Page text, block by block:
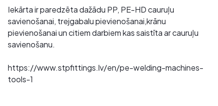
Iekārta ir paredzēta dažādu PP, PE-HD cauruļu
savienošanai, trejgabalu pievienošanai,krānu
pievienošanai un citiem darbiem kas saistīta ar cauruļu
savienošanu.
https://www.stpfittings.lv/en/pe-welding-machines-
tools-1